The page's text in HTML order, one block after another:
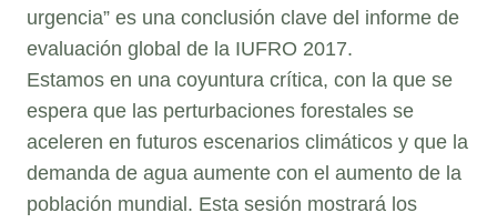
urgencia” es una conclusión clave del informe de
evaluación global de la IUFRO 2017.
Estamos en una coyuntura crítica, con la que se
espera que las perturbaciones forestales se
aceleren en futuros escenarios climáticos y que la
demanda de agua aumente con el aumento de la
población mundial. Esta sesión mostrará los